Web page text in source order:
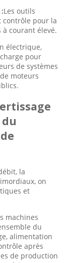
Les outils
contrôle pour la
courant élevé.
électrique,
pour
de systèmes
moteurs
la
on
et
machines
du
alimentation
après
de production